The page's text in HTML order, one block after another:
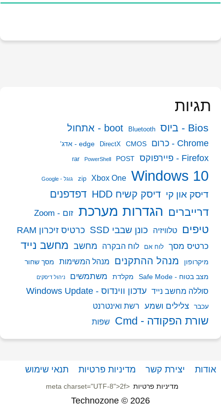
תגיות
Bios - ביוס Bluetooth boot - אתחול
Chrome - כרום CMOS
DirectX edge - אדג'
Firefox - פיירפוקס POST
PowerShell
rar
Windows 10
Xbox One
zip גוגל - Google
דיסק און קי דיסק קשיח HDD דפדפנים
דרייברים הגדרות מערכת זום - Zoom
טיפים טלוויזיה כונן שבבי SSD כרטיס זיכרון RAM
כרטיס מסך לוח אם לוח הבקרה מחשב מחשב נייד
מיקרופון מנהל ההתקנים מנהל המשימות
מסך שחור
מצב בטוח - Safe Mode
מקלדת משתמשים ניהול דיסקים
סוללה מחשב נייד עדכון ווינדוס - Windows Update
עכבר צלילים ושמע רשת ואינטרנט
שורת הפקודה - Cmd שפות
אודות יצירת קשר מדיניות פרטיות תנאי שימוש
מדיניות פרטיות
Technozone © 2026